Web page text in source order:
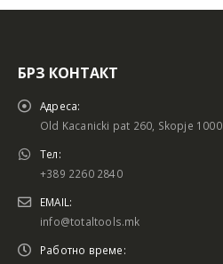
БРЗ КОНТАКТ
Адреса:
Old Kacanicki pat 260, Skopje 1000
Тел:
+389 2260 2840
EMAIL:
info@totaltools.mk
Работно време: